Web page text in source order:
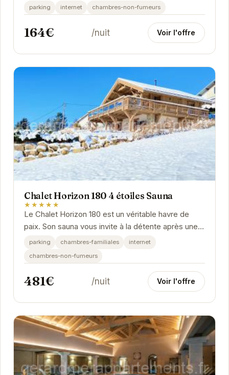
parking internet chambres-non-fumeurs
164€ /nuit Voir l'offre
Chalet Horizon 180 4 étoiles Sauna
★★★★★
Le Chalet Horizon 180 est un véritable havre de
paix. Son sauna vous invite à la détente après une
journée de randonnée ou de ski. Les chambres...
parking chambres-familiales
internet
chambres-non-fumeurs
481€ /nuit Voir l'offre